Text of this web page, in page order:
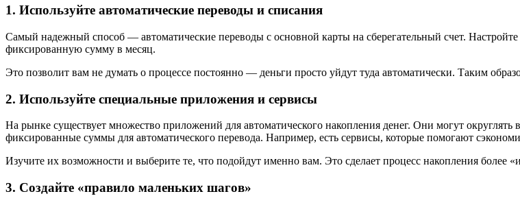
1. Используйте автоматические переводы и списания
Самый надежный способ — автоматические переводы с основной карты на сберегательный счет.
фиксированную сумму в месяц.
Это позволит вам не думать о процессе постоянно — деньги просто уйдут туда автоматически. Таким
2. Используйте специальные приложения и сервисы
На рынке существует множество приложений для автоматического накопления денег. Они могут
фиксированные суммы для автоматического перевода. Например, есть сервисы, которые помогают
Изучите их возможности и выберите те, что подойдут именно вам. Это сделает процесс накопления более
3. Создайте «правило маленьких шагов»